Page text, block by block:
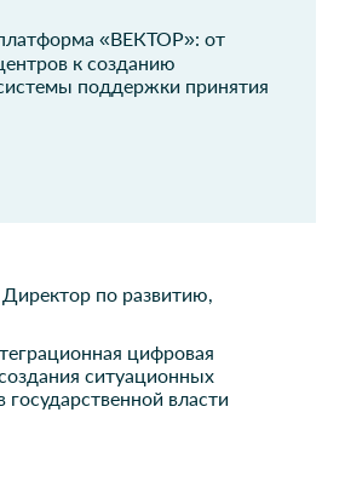
информационной
Начальник управления
ФГКУ СТЗ ФМБА
России
«ВЕКТОР»: от
к созданию
поддержки принятия
Директор по развитию,
цифровая
ситуационных
государственной власти